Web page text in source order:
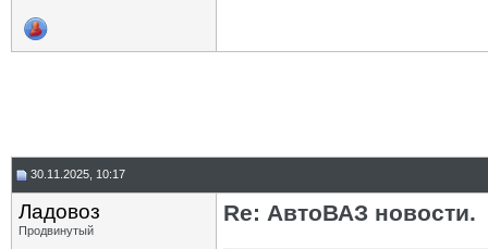
30.11.2025, 10:17
Ладовоз
Продвинутый
Re: АвтоВАЗ новости.